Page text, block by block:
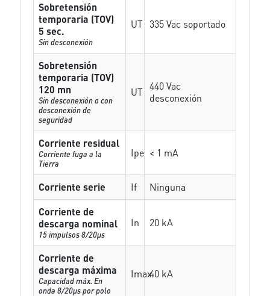
Sobretensión
temporaria (TOV)
5 sec.
Sin desconexión
UT 335 Vac soportado
Sobretensión
temporaria (TOV)
120 mn
Sin desconexión o con
desconexión de
seguridad
UT 440 Vac
desconexión
Corriente residual
Corriente fuga a la
Tierra
Ipe < 1 mA
Corriente serie If
Ninguna
Corriente de
descarga nominal
15 impulsos 8/20µs
In 20 kA
Corriente de
descarga máxima
Capacidad máx. En
onda 8/20µs por polo
Imax40 kA